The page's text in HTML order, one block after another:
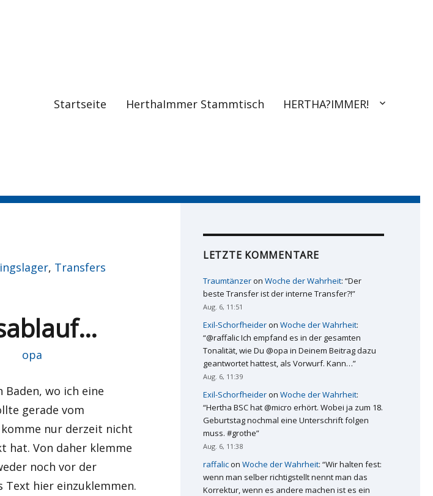
Startseite HerthaImmer Stammtisch HERTHA?IMMER!
, Transfers
Autor
opa
wo ich eine
gerade vom
nur derzeit nicht
hat. Von daher klemme
noch vor der
Text hier einzuklemmen.
LETZTE KOMMENTARE
Traumtänzeron Woche der Wahrheit: “Der
beste Transfer ist der interne Transfer?!”
Aug. 6, 11:51
Exil-Schorfheideron Woche der Wahrheit:
“@raffalic Ich empfand es in der gesamten
Tonalität, wie Du @opa in Deinem Beitrag dazu
geantwortet hattest, als Vorwurf. Kann…”
Aug. 6, 11:39
Exil-Schorfheideron Woche der Wahrheit:
“Hertha BSC hat @micro erhört. Wobei ja zum 18.
Geburtstag nochmal eine Unterschrift folgen
muss. #grothe”
Aug. 6, 11:38
raffalicon Woche der Wahrheit: “Wir halten fest:
wenn man selber richtigstellt nennt man das
Korrektur, wenn es andere machen ist es ein